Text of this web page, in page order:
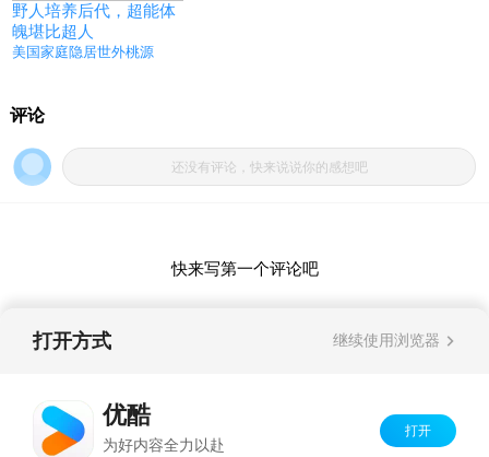
野人培养后代，超能体
魄堪比超人
美国家庭隐居世外桃源
京ICP备06050721号-1
打开方式 继续使用浏览器
优酷
为好内容全力以赴
打开